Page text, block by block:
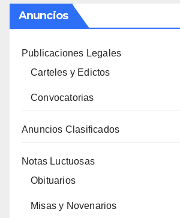
Anuncios
Publicaciones Legales
Carteles y Edictos
Convocatorias
Anuncios Clasificados
Notas Luctuosas
Obituarios
Misas y Novenarios